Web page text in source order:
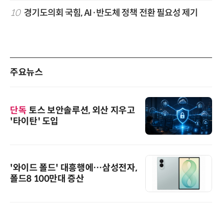
10 경기도의회 국힘, AI·반도체 정책 전환 필요성 제기
주요뉴스
단독 토스 보안솔루션, 외산 지우고
'타이탄' 도입
'와이드 폴드' 대흥행에…삼성전자,
폴드8 100만대 증산